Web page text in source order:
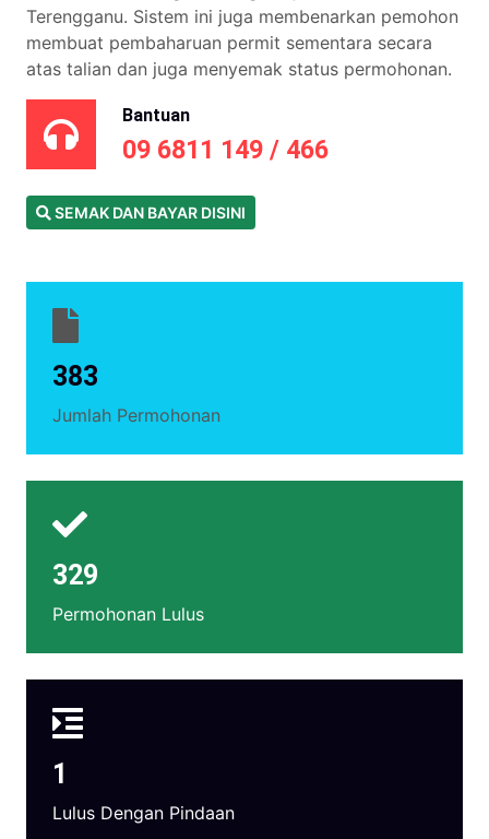
Terengganu. Sistem ini juga membenarkan pemohon
membuat pembaharuan permit sementara secara
atas talian dan juga menyemak status permohonan.
Bantuan
09 6811 149 / 466
SEMAK DAN BAYAR DISINI
383
Jumlah Permohonan
329
Permohonan Lulus
1
Lulus Dengan Pindaan